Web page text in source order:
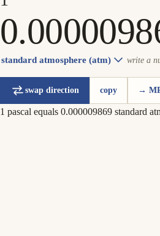
standard atmosphere (atm) write a
swap direction copy →
1 pascal equals 0.000009869 standard